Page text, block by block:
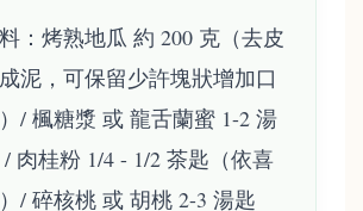
：烤熟地瓜 約 200 克（去皮
泥，可保留少許塊狀增加口
/ 楓糖漿 或 龍舌蘭蜜 1-2 湯
/ 肉桂粉 1/4 - 1/2 茶匙（依喜
/ 碎核桃 或 胡桃 2-3 湯匙